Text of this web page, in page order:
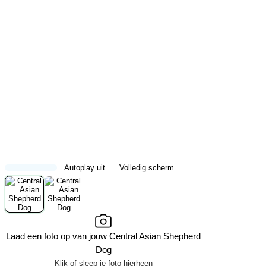
Autoplay uit Volledig scherm
Laad een foto op van jouw Central Asian Shepherd
Dog
Klik of sleep je foto hierheen